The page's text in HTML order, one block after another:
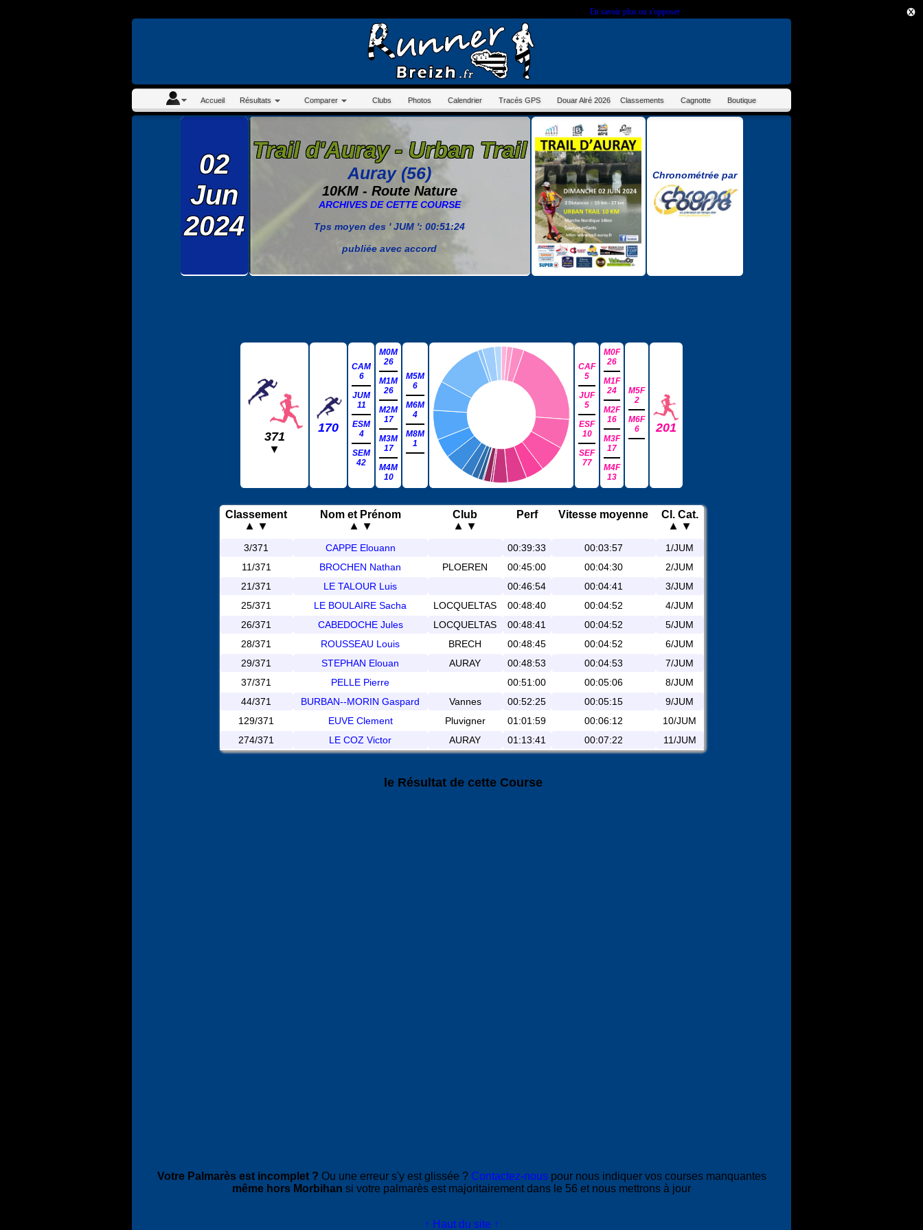
En savoir plus ou s'opposer.
Accueil Résultats Comparer Clubs Photos Calendrier Tracés GPS Douar Alré 2026 Classements Cagnotte Boutique
02
Jun
2024
Trail d'Auray - Urban Trail
Auray (56)
10KM - Route Nature
ARCHIVES DE CETTE COURSE
Tps moyen des ' JUM ': 00:51:24
publiée avec accord
Chronométrée par
371
170
CAM
6
JUM
11
ESM
4
SEM
42
M0M
26
M1M
26
M2M
17
M3M
17
M4M
10
M5M
6
M6M
4
M8M
1
CAF
5
JUF
5
ESF
10
SEF
77
M0F
26
M1F
24
M2F
16
M3F
17
M4F
13
M5F
2
M6F
6
201
Classement Nom et Prénom Club Perf Vitesse moyenne Cl. Cat.
3/371 CAPPE Elouann 00:39:33 00:03:57
1/JUM
11/371
BROCHEN Nathan PLOEREN 00:45:00 00:04:30
2/JUM
21/371
LE TALOUR Luis 00:46:54 00:04:41
3/JUM
25/371
LE BOULAIRE Sacha LOCQUELTAS 00:48:40 00:04:52
4/JUM
26/371
CABEDOCHE Jules LOCQUELTAS 00:48:41 00:04:52
5/JUM
28/371
ROUSSEAU Louis BRECH 00:48:45 00:04:52
6/JUM
29/371
STEPHAN Elouan AURAY 00:48:53 00:04:53
7/JUM
37/371
PELLE Pierre 00:51:00 00:05:06
8/JUM
44/371
BURBAN--MORIN Gaspard Vannes 00:52:25 00:05:15
9/JUM
129/371
EUVE Clement Pluvigner 01:01:59 00:06:12
10/JUM
274/371
LE COZ Victor AURAY 01:13:41 00:07:22 11/JUM
le Résultat de cette Course
Votre Palmarès est incomplet ? Ou une erreur s'y est glissée ? Contactez-nouspour nous indiquer vos courses manquantes
même hors Morbihan si votre palmarès est majoritairement dans le 56 et nous mettrons à jour
↑ Haut du site ↑